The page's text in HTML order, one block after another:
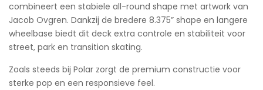
combineert een stabiele all-round shape met artwork van
Jacob Ovgren. Dankzij de bredere 8.375” shape en langere
wheelbase biedt dit deck extra controle en stabiliteit voor
street, park en transition skating.
Zoals steeds bij Polar zorgt de premium constructie voor
sterke pop en een responsieve feel.